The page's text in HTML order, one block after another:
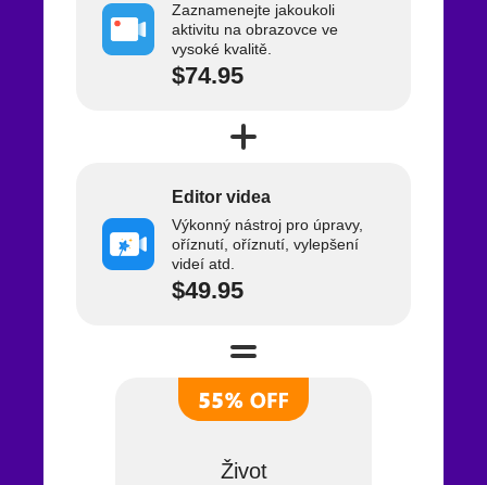
Zaznamenejte jakoukoli
aktivitu na obrazovce ve
vysoké kvalitě.
$74.95
Editor videa
Výkonný nástroj pro úpravy,
oříznutí, oříznutí, vylepšení
videí atd.
$49.95
Život